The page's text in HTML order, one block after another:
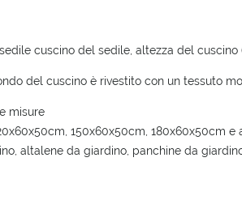
COSTS
cuscino del sedile, altezza del cuscino
del cuscino è rivestito con un tessuto
misure
150x60x50cm, 180x60x50cm e
altalene da giardino, panchine da